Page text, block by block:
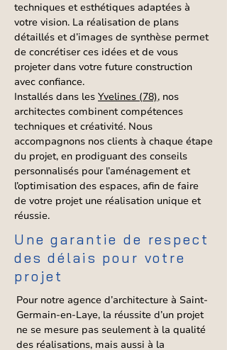
techniques et esthétiques adaptées à
votre vision. La réalisation de plans
détaillés et d’images de synthèse permet
de concrétiser ces idées et de vous
projeter dans votre future construction
avec confiance.
Installés dans les Yvelines (78), nos
architectes combinent compétences
techniques et créativité. Nous
accompagnons nos clients à chaque étape
du projet, en prodiguant des conseils
personnalisés pour l’aménagement et
l’optimisation des espaces, afin de faire
de votre projet une réalisation unique et
réussie.
Une garantie de respect
des délais pour votre
projet
Pour notre agence d’architecture à Saint-
Germain-en-Laye, la réussite d’un projet
ne se mesure pas seulement à la qualité
des réalisations, mais aussi à la